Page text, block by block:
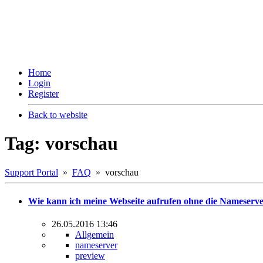
Home
Login
Register
Back to website
Tag: vorschau
Support Portal » FAQ » vorschau
Wie kann ich meine Webseite aufrufen ohne die
26.05.2016 13:46
Allgemein
nameserver
preview